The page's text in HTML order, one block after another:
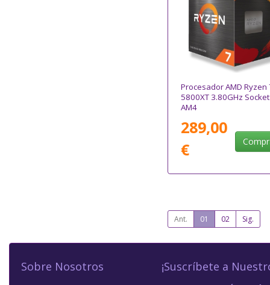
Procesador AMD Ryzen
5800XT 3.80GHz Socket
AM4
289,00
€
Ant. 01 02 Sig.
Sobre Nosotros ¡Suscríbete a